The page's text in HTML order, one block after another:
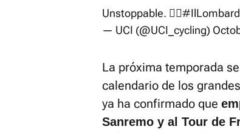
Unstoppable. 😮‍💨
— UCI (@UCI_cycling)
La próxima temporada
calendario de los
ya ha confirmado que
Sanremo y al Tour de